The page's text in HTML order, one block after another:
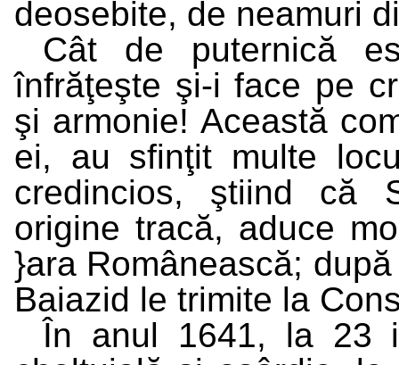
deosebite, de neamuri
Cât de puternică
înfrăţeşte şi-i face pe
şi armonie! Această
ei, au sfinţit multe
credincios, ştiind că
origine tracă, aduce
}ara Românească;
Baiazid le trimite la
În anul 1641, la 23